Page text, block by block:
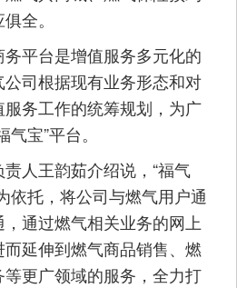
全。
平台是增值服务多元化的
司根据现有业务形态和对
务工作的统筹规划，为广
宝”平台。
人王韵茹介绍说，“福气
依托，将公司与燃气用户通
通过燃气相关业务的网上
延伸到燃气商品销售、燃
更广领域的服务，全力打